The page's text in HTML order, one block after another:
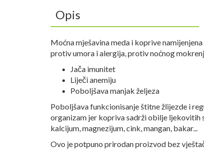
Opis
Moćna mješavina meda i koprive
protiv umora i alergija, protiv noćnog
Jača imunitet
Liječi anemiju
Poboljšava manjak željeza
Poboljšava funkcionisanje štitne žlijezde i
organizam jer kopriva sadrži obilje ljekovitih
kalcijum, magnezijum, cink, mangan, bakar...
Ovo je potpuno prirodan proizvod bez